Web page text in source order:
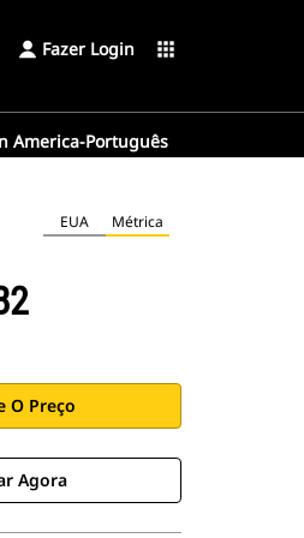
Fazer Login apps
America-Português
EUA Métrica
O Preço
Agora